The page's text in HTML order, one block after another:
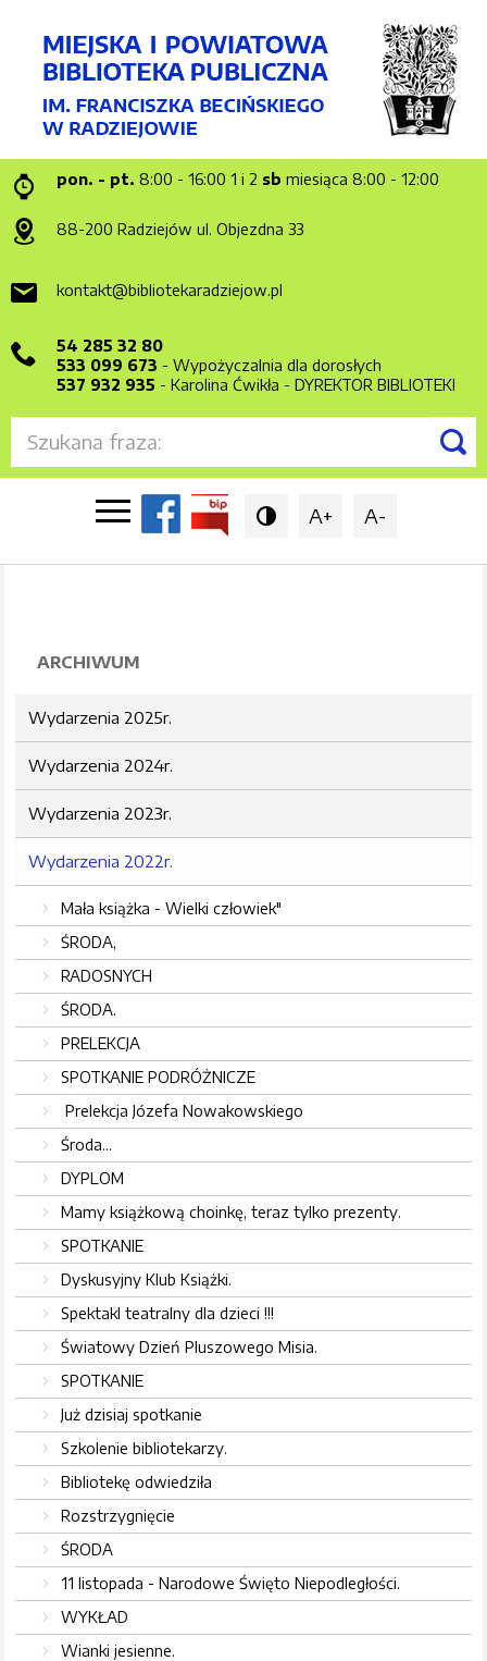
pon. - pt. 8:00 - 16:00 1 i 2 sb miesiąca 8:00 - 12:00
88-200 Radziejów ul. Objezdna 33
kontakt@bibliotekaradziejow.pl
54 285 32 80
533 099 673 - Wypożyczalnia dla dorosłych
537 932 935 - Karolina Ćwikła - DYREKTOR BIBLIOTEKI

 A+ A-
ARCHIWUM
Wydarzenia 2025r.
Wydarzenia 2024r.
Wydarzenia 2023r.
Wydarzenia 2022r.
Mała książka - Wielki człowiek"
ŚRODA,
RADOSNYCH
ŚRODA.
PRELEKCJA
SPOTKANIE PODRÓŻNICZE
Prelekcja Józefa Nowakowskiego
Środa...
DYPLOM
Mamy książkową choinkę, teraz tylko prezenty.
SPOTKANIE
Dyskusyjny Klub Książki.
Spektakl teatralny dla dzieci !!!
Światowy Dzień Pluszowego Misia.
SPOTKANIE
Już dzisiaj spotkanie
Szkolenie bibliotekarzy.
Bibliotekę odwiedziła
Rozstrzygnięcie
ŚRODA
11 listopada - Narodowe Święto Niepodległości.
WYKŁAD
Wianki jesienne.